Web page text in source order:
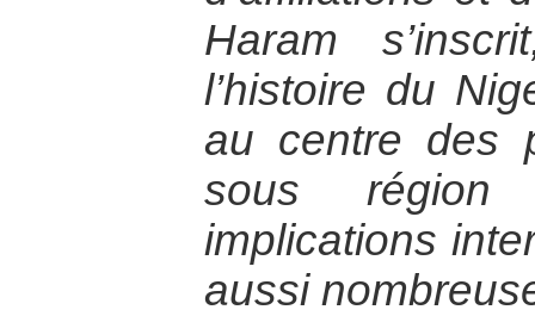
Haram
l’histoire du
au centre des
sous
implications
aussi